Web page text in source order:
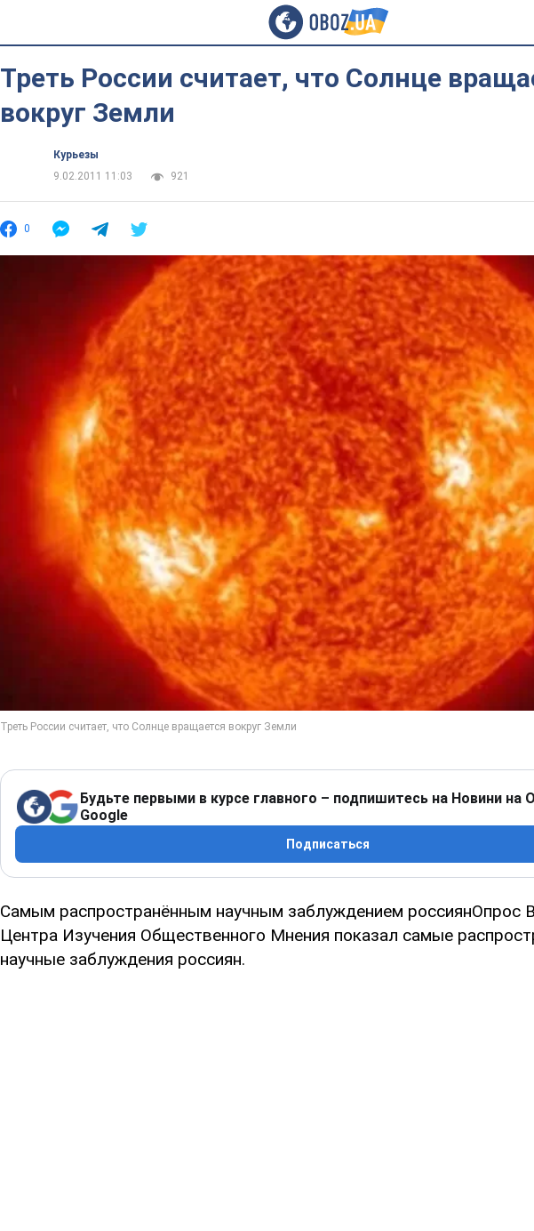
Треть России считает, что Солнце
вокруг Земли
Курьезы
9.02.2011 11:03
921
0
Будьте первыми в курсе главного – подпишитесь на Новини на
Google
Подписаться
Самым распространённым научным заблуждением россиянОпрос
Центра Изучения Общественного Мнения показал самые
научные заблуждения россиян.